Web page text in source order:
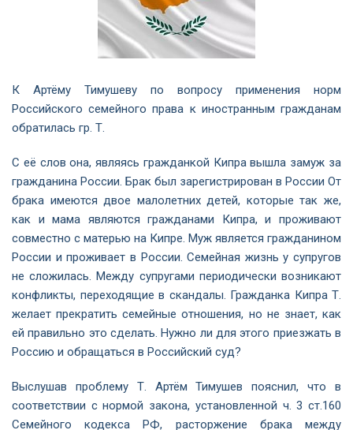
К Артёму Тимушеву по вопросу применения норм
Российского семейного права к иностранным гражданам
обратилась гр. Т.
С её слов она, являясь гражданкой Кипра вышла замуж за
гражданина России. Брак был зарегистрирован в России От
брака имеются двое малолетних детей, которые так же,
как и мама являются гражданами Кипра, и проживают
совместно с матерью на Кипре. Муж является гражданином
России и проживает в России. Семейная жизнь у супругов
не сложилась. Между супругами периодически возникают
конфликты, переходящие в скандалы. Гражданка Кипра Т.
желает прекратить семейные отношения, но не знает, как
ей правильно это сделать. Нужно ли для этого приезжать в
Россию и обращаться в Российский суд?
Выслушав проблему Т. Артём Тимушев пояснил, что в
соответствии с нормой закона, установленной ч. 3 ст.160
Семейного кодекса РФ, расторжение брака между